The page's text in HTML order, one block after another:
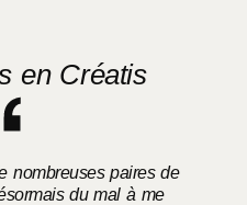
en Créatis
nombreuses paires de
du mal à me